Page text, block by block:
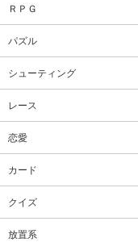
ＲＰＧ
パズル
シューティング
レース
恋愛
カード
クイズ
放置系